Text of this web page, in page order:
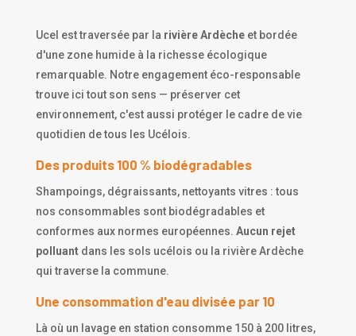
Ucel est traversée par la rivière Ardècheet bordée
d'une zone humide à la richesse écologique
remarquable. Notre engagement éco-responsable
trouve ici tout son sens — préserver cet
environnement, c'est aussi protéger le cadre de vie
quotidien de tous les Ucélois.
Des produits 100 % biodégradables
Shampoings, dégraissants, nettoyants vitres : tous
nos consommables sont biodégradables et
conformes aux normes européennes. Aucun rejet
polluantdans les sols ucélois ou la rivière Ardèche
qui traverse la commune.
Une consommation d'eau divisée par 10
Là où un lavage en station consomme 150 à 200 litres,